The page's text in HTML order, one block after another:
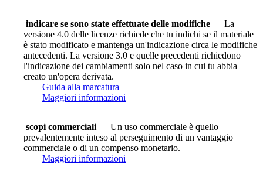
indicare se sono state effettuate delle modifiche — La
versione 4.0 delle licenze richiede che tu indichi se il materiale
è stato modificato e mantenga un'indicazione circa le modifiche
antecedenti. La versione 3.0 e quelle precedenti richiedono
l'indicazione dei cambiamenti solo nel caso in cui tu abbia
creato un'opera derivata.
Guida alla marcatura
Maggiori informazioni
scopi commerciali — Un uso commerciale è quello
prevalentemente inteso al perseguimento di un vantaggio
commerciale o di un compenso monetario.
Maggiori informazioni